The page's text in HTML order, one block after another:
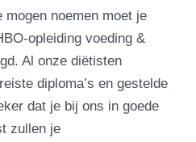
noemen moet je
opleiding voeding &
Al onze diëtisten
diploma’s en gestelde
dat je bij ons in goede
zullen je